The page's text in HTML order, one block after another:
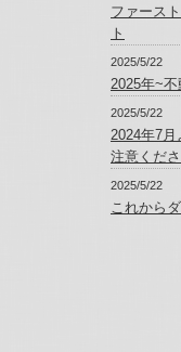
ファース
ト
2025/5/22
2025年~不
2025/5/22
2024年7
注意くださ
2025/5/22
これから